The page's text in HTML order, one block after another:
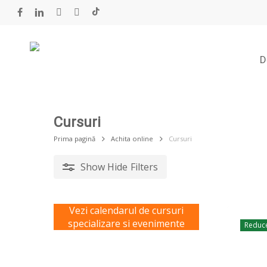
content
Cursuri
Prima pagină Achita online Cursuri
Show Hide Filters
Vezi calendarul de cursuri
specializare si evenimente